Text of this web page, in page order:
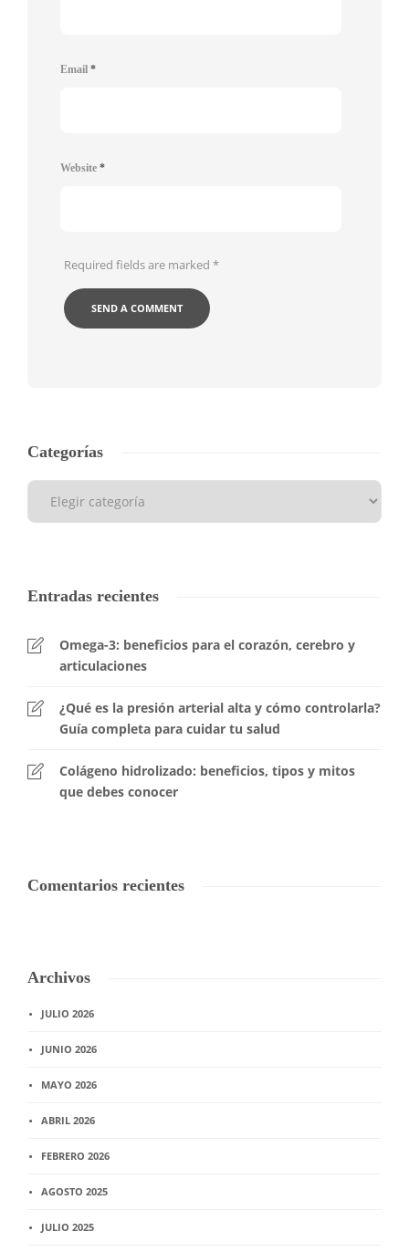
Email *
Website *
Required fields are marked *
Categorías
Entradas recientes
Omega-3: beneficios para el corazón, cerebro y
articulaciones
¿Qué es la presión arterial alta y cómo controlarla?
Guía completa para cuidar tu salud
Colágeno hidrolizado: beneficios, tipos y mitos
que debes conocer
Comentarios recientes
Archivos
JULIO 2026
JUNIO 2026
MAYO 2026
ABRIL 2026
FEBRERO 2026
AGOSTO 2025
JULIO 2025